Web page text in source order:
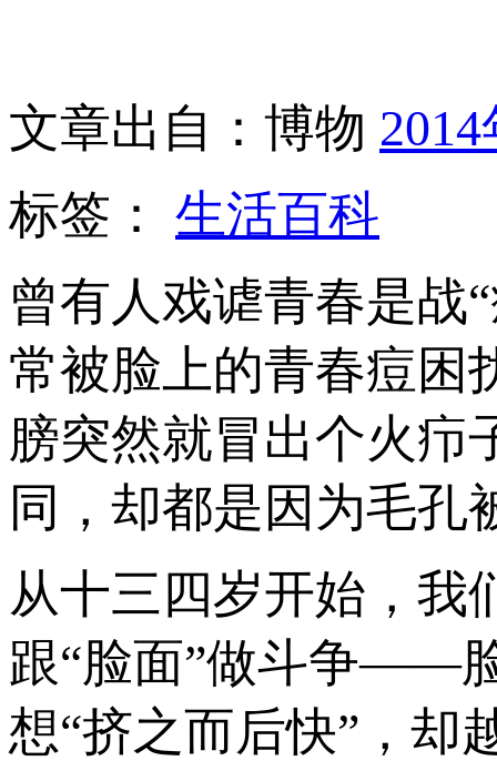
文章出自：博物
标签： 生活百科
曾有人戏谑青春是战
常被脸上的青春痘困
膀突然就冒出个火
同，却都是因为毛孔
从十三四岁开始，我
跟“脸面”做斗争——
想“挤之而后快”，却